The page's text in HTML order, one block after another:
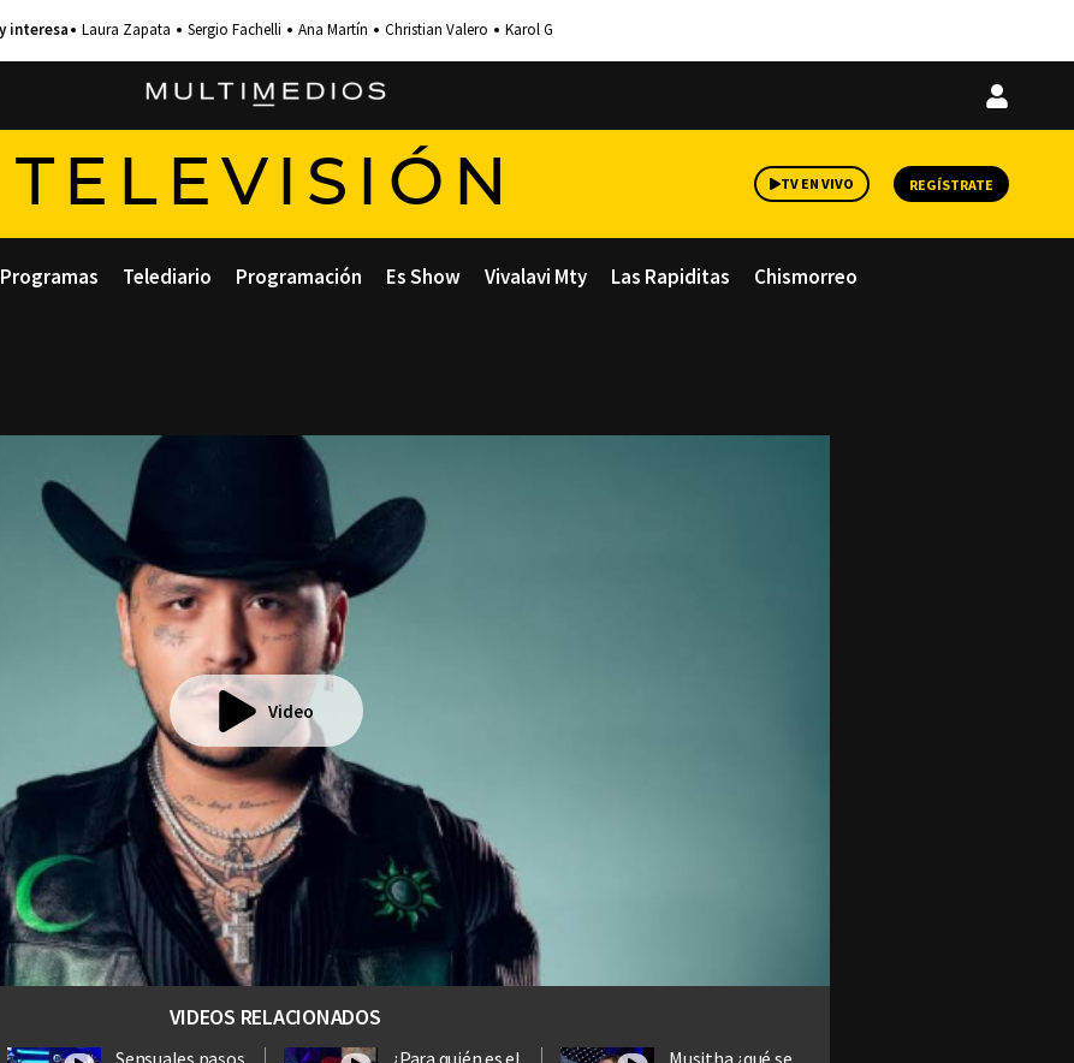
Laura Zapata Sergio Fachelli Ana Martín Christian Valero Karol G
Iniciar
TELEVISIÓN TV EN VIVO REGÍSTRATE
Programas Telediario Programación Es Show Vivalavi Mty Las Rapiditas Chismorreo
Video
VIDEOS RELACIONADOS